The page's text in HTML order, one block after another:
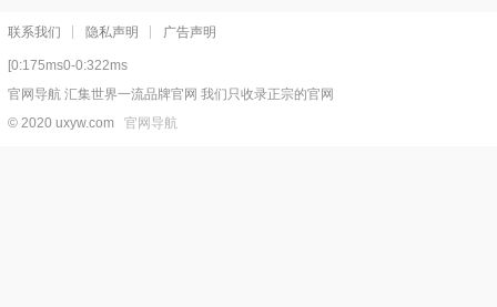
联系我们 隐私声明 广告声明
[0:175ms0-0:322ms
官网导航 汇集世界一流品牌官网 我们只收录正宗的官网
© 2020 uxyw.com 官网导航